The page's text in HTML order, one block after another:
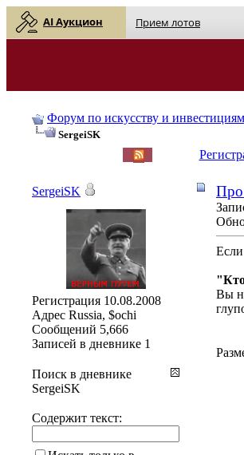
AI Аукцион Прием лотов
Форум по искусству и
SergeiSK
Про
Если
Вы
SergeiSK
Регистрация 10.08.2008
Адрес Russia, $ochi
Сообщений 5,666
Записей в дневнике 1
Поиск в дневнике
SergeiSK
Содержит текст: